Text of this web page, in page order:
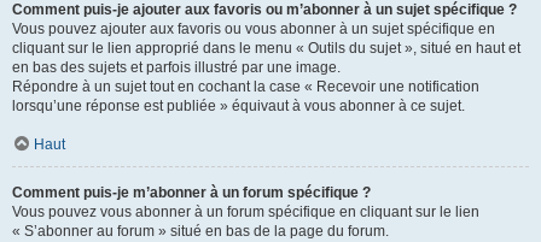
Comment puis-je ajouter aux favoris ou m’abonner à un sujet spécifique ?
Vous pouvez ajouter aux favoris ou vous abonner à un sujet spécifique en
cliquant sur le lien approprié dans le menu « Outils du sujet », situé en haut et
en bas des sujets et parfois illustré par une image.
Répondre à un sujet tout en cochant la case « Recevoir une notification
lorsqu’une réponse est publiée » équivaut à vous abonner à ce sujet.
Haut
Comment puis-je m’abonner à un forum spécifique ?
Vous pouvez vous abonner à un forum spécifique en cliquant sur le lien
« S’abonner au forum » situé en bas de la page du forum.